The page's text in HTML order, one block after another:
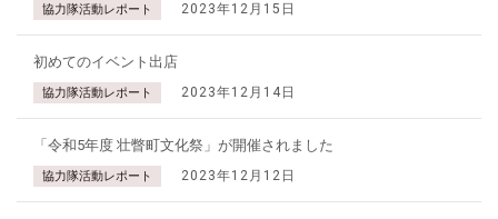
協力隊活動レポート 2023年12月15日
初めてのイベント出店
協力隊活動レポート 2023年12月14日
「令和5年度 壮瞥町文化祭」が開催されました
協力隊活動レポート 2023年12月12日